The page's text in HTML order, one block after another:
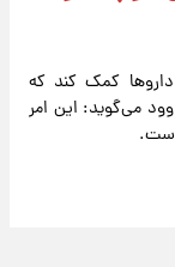
کمک کند که
می‌گوید: این امر
است.